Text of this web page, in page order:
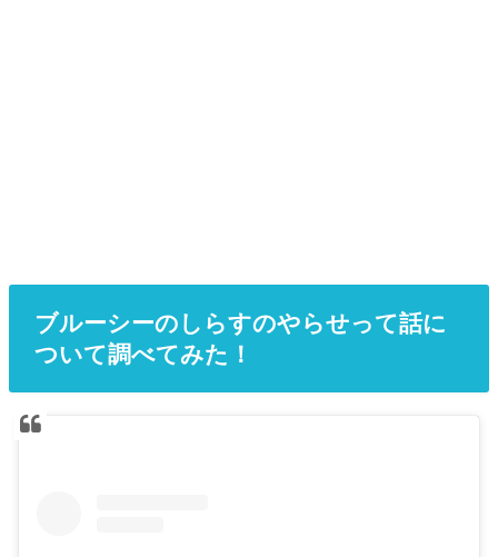
ブルーシーのしらすのやらせって話に
ついて調べてみた！